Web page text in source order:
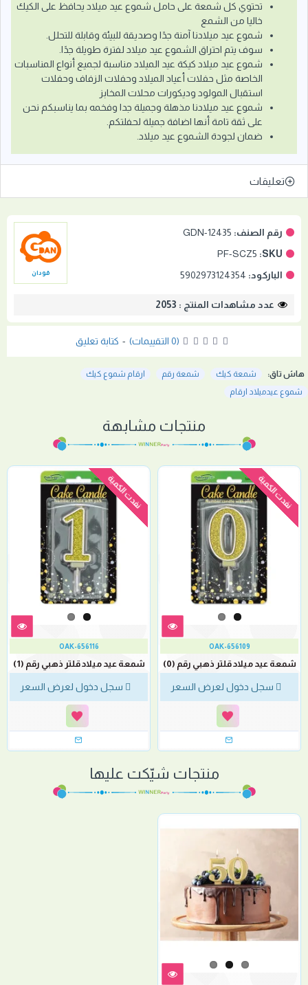
رقم الصنف: GDN-12435
SKU:
PF-SCZ5
الباركود: 5902973124354 قودان
عدد مشاهدات المنتج : 2053
(0 التقييمات) - كتابة تعليق
تحتوي كل شمعة على حامل شموع عيد ميلاد يحافظ على الكيك
خاليا من الشمع
شموع عيد ميلادنا آمنة جدًا وصديقة للبيئة وقابلة للتحلل.
سوف يتم احتراق الشموع عيد ميلاد لفترة طويلة جدًا.
شموع عيد ميلاد كيكة عيد الميلاد مناسبة لجميع أنواع المناسبات
الخاصة مثل حفلات أعياد الميلاد وحفلات الزفاف وحفلات
استقبال المولود وديكورات محلات المخابز
شموع عيد ميلادنا مذهلة وجميلة جدا وفخمه بما يناسبكم نحن
على ثقة تامة أنها اضافة جميلة لحفلتكم.
ضمان لجودة الشموع عيد ميلاد.
تعليقات
هاش تاق: شمعة كيك شمعة رقم
ارقام شموع كيك
شموع عيدميلاد ارقام
منتجات مشابهة
نفدت الكمية
OAK-656109
شمعة عيد ميلاد قلتر ذهبي رقم (0)
سجل دخول لعرض السعر
نفدت الكمية
OAK-656116
شمعة عيد ميلاد قلتر ذهبي رقم (1)
سجل دخول لعرض السعر
منتجات شيّكت عليها